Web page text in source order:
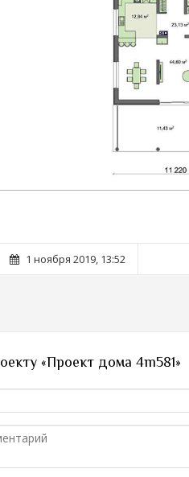
1 ноября 2019, 13:52
«Проект дома 4m581»